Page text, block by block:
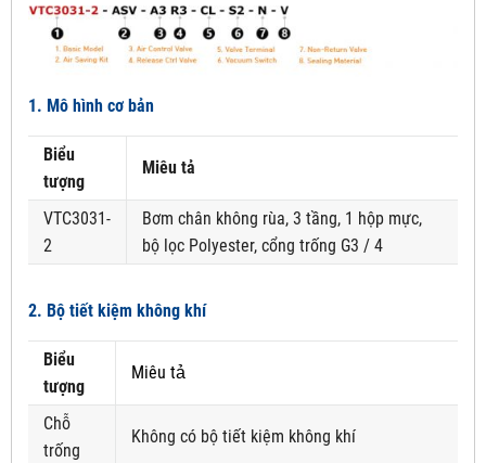
1. Mô hình cơ bản
Biểu
tượng
Miêu tả
VTC3031-
2
Bơm chân không rùa, 3 tầng, 1 hộp mực,
bộ lọc Polyester, cổng trống G3 / 4
2. Bộ tiết kiệm không khí
Biểu
tượng
Miêu tả
Chỗ
trống
Không có bộ tiết kiệm không khí